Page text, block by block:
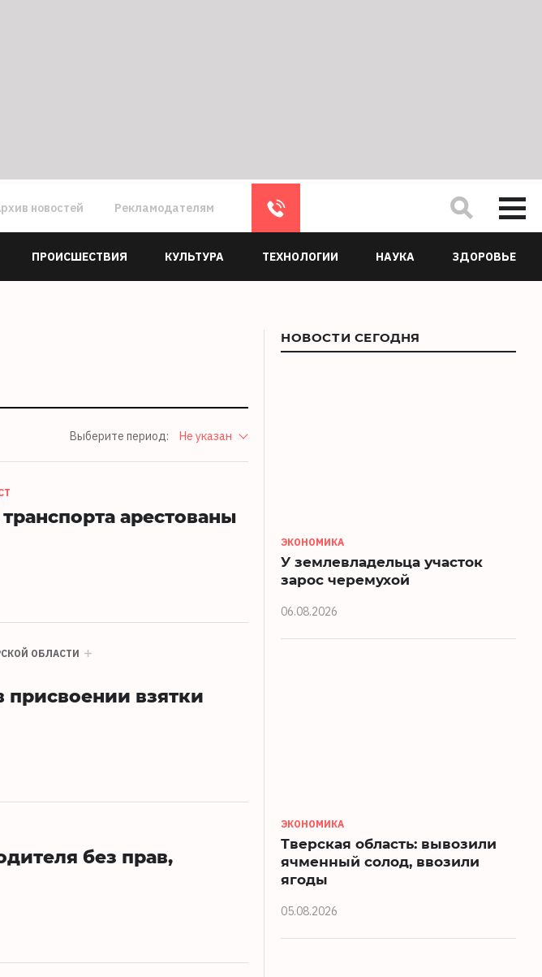
новостей Рекламодателям
ПРОИСШЕСТВИЯ КУЛЬТУРА ТЕХНОЛОГИИ НАУКА ЗДОРОВЬЕ
Выберите период: Не указан
арестованы
ОБЛАСТИ
присвоении взятки
без прав,
НОВОСТИ СЕГОДНЯ
ЭКОНОМИКА
У землевладельца участок
зарос черемухой
06.08.2026
ЭКОНОМИКА
Тверская область: вывозили
ячменный солод, ввозили
ягоды
05.08.2026